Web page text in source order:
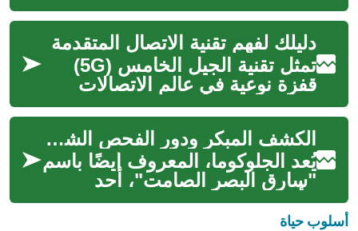
الخالدة وتضيف لمسة من الفخامة
إلى أي إطلالة. منذ آلاف السنين،...
دليلك لفهم تقنية الاتصال المتقدمة
تمثل تقنية الجيل الخامس (5G)
قفزة نوعية في عالم الاتصالات
اللاسلكية، حيث تتجاوز مجرد
تحسين سرعات الإنترنت لتقدم
بُعدً...
الكشف المبكر ودور الفحص الشامل
يُعد الجلوكوما، المعروف أيضًا باسم
"سارق البصر الصامت"، أحد
الأسباب الرئيسية للعمى الذي
يمكن الوقاية منه عالميًا. غال...
أسلوب حياة